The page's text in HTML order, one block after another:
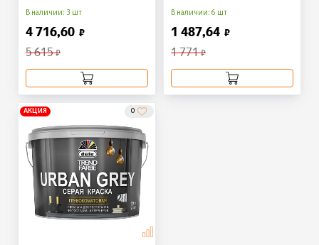
В наличии: 3 шт
4 716,60 ₽
5 615₽
В наличии: 6 шт
1 487,64 ₽
1 771₽
АКЦИЯ 0